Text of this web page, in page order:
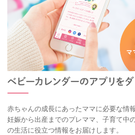
赤ちゃんの成長にあったママに必要な情
妊娠から出産までのプレママ、子育て中
の生活に役立つ情報をお届けします。